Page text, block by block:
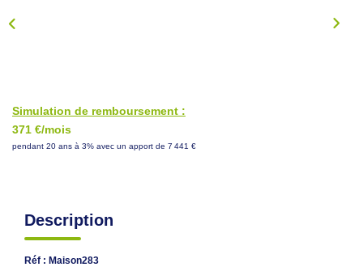
Simulation de remboursement :
371 €/mois
pendant 20 ans à 3% avec un apport de 7 441 €
Description
Réf : Maison283